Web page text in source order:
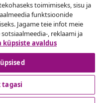
toimimiseks, sisu ja
funktsioonide
Jagame teie infot meie
, reklaami ja
küpsiste avaldus
tagasi